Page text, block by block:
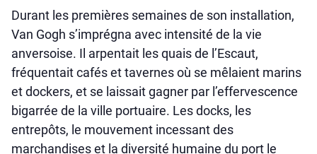
Durant les premières semaines de son installation,
Van Gogh s’imprégna avec intensité de la vie
anversoise. Il arpentait les quais de l’Escaut,
fréquentait cafés et tavernes où se mêlaient marins
et dockers, et se laissait gagner par l’effervescence
bigarrée de la ville portuaire. Les docks, les
entrepôts, le mouvement incessant des
marchandises et la diversité humaine du port le